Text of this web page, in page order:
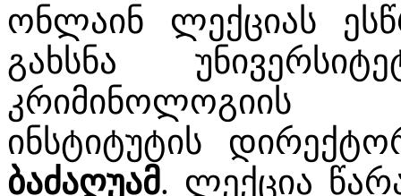
ონლაინ ლექციას
გახსნა
კრიმინოლოგიის
ინსტიტუტის
ბაძაღუამ. ლექცია